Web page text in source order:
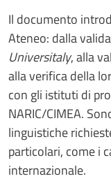
Il documento
Ateneo: dalla
Universitaly, alla
alla verifica della
con gli istituti di
NARIC/CIMEA.
linguistiche
particolari, come i
internazionale.